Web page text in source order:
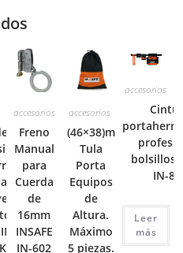
accesorios
Freno
Manual
para
Cuerda
de
16mm
INSAFE
IN-602
accesorios
(46×38)m
Tula
Porta
Equipos
de
Altura.
Máximo
5 piezas.
accesorios
bolsillos
IN-
Leer
más